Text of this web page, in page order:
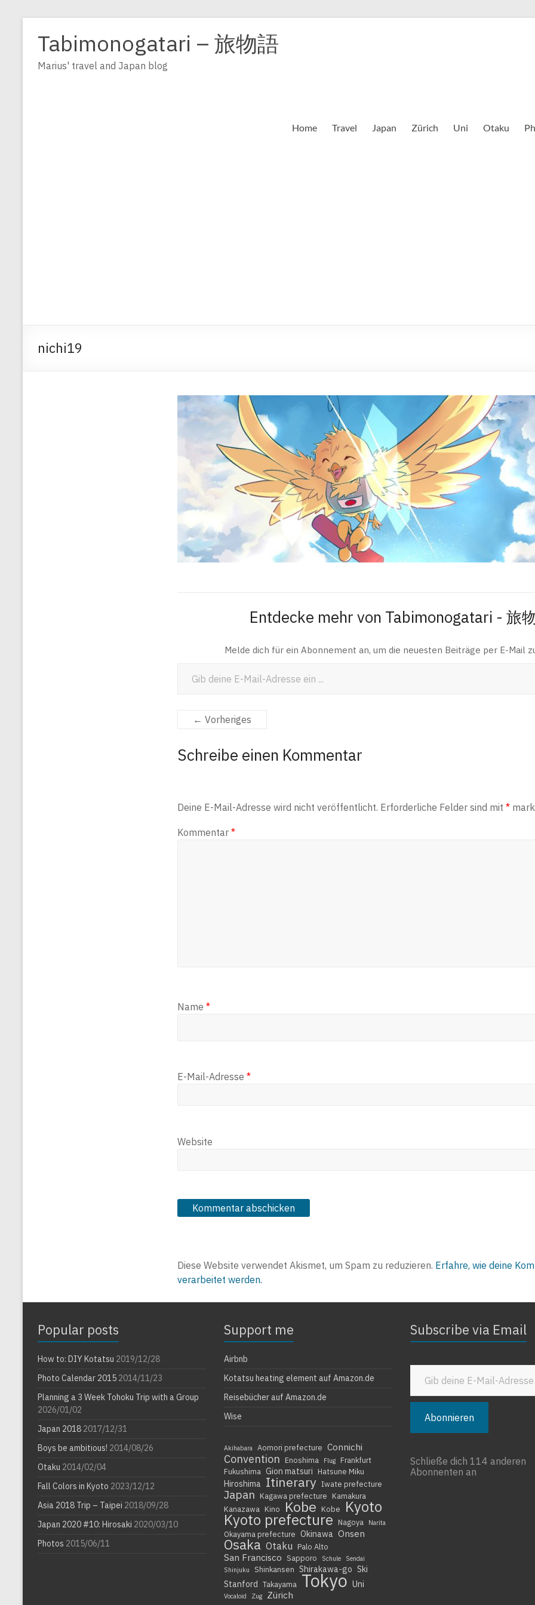
Inhalt
springen
Tabimonogatari – 旅物語
Marius' travel and Japan blog
Home Travel Japan Zürich Uni Otaku
nichi19
Entdecke mehr von Tabimonogatari - 旅
Melde dich für ein Abonnement an, um die neuesten Beiträge per E-Mail
← Vorheriges
Schreibe einen Kommentar
Deine E-Mail-Adresse wird nicht veröffentlicht. Erforderliche Felder sind mit *
Kommentar *
Name *
E-Mail-Adresse *
Website
Diese Website verwendet Akismet, um Spam zu reduzieren. Erfahre, wie deine
verarbeitet werden.
Popular posts
How to: DIY Kotatsu 2019/12/28
Photo Calendar 2015 2014/11/23
Planning a 3 Week Tohoku Trip with a Group
2026/01/02
Japan 2018 2017/12/31
Boys be ambitious! 2014/08/26
Otaku 2014/02/04
Fall Colors in Kyoto 2023/12/12
Asia 2018 Trip – Taipei 2018/09/28
Japan 2020 #10: Hirosaki 2020/03/10
Photos 2015/06/11
Support me
Airbnb
Kotatsu heating element auf Amazon.de
Reisebücher auf Amazon.de
Wise
Akihabara Aomori prefecture Connichi
Convention Enoshima Flug
Frankfurt
Fukushima Gion matsuri Hatsune Miku
Hiroshima Itinerary Iwate prefecture
Japan Kagawa prefecture
Kamakura
Kanazawa
Kino Kobe Kobe Kyoto
Kyoto prefecture Nagoya Narita
Okayama prefecture Okinawa Onsen
Osaka Otaku Palo Alto
San Francisco Sapporo Schule
Sendai
Shinjuku
Shinkansen Shirakawa-go Ski
Stanford Takayama Tokyo Uni
Vocaloid Zug Zürich
Subscribe via Email
Gib deine E-Mail-Adresse ein ...
Abonnieren
Schließe dich 114 anderen
Abonnenten an